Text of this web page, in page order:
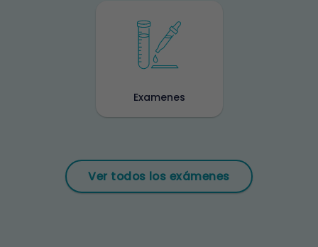
Examenes
Ver todos los exámenes